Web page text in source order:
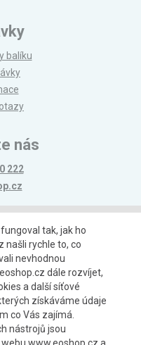
balíku
nás
222
tak, jak ho
našli rychle to, co
nevhodnou
dále rozvíjet,
a další síťové
získáváme údaje
co Vás zajímá.
nástrojů jsou